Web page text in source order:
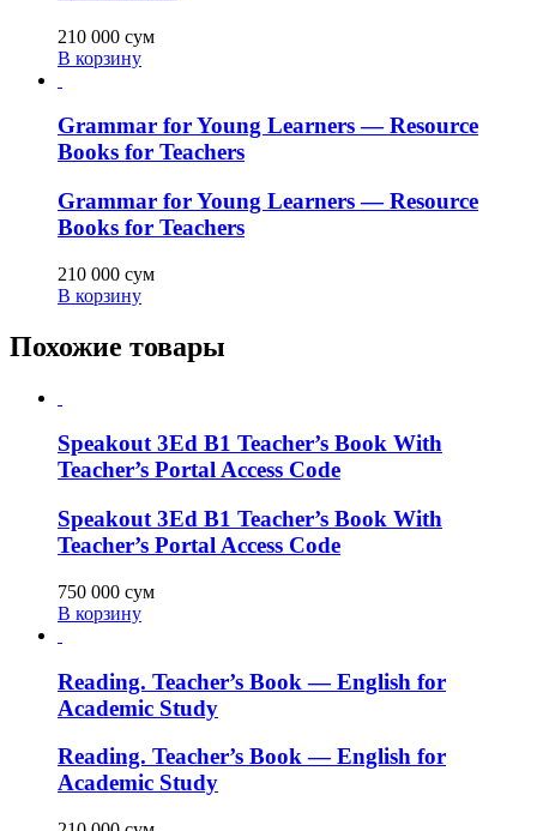
210 000 сум
В корзину
Grammar for Young Learners — Resource
Books for Teachers
Grammar for Young Learners — Resource
Books for Teachers
210 000 сум
В корзину
Похожие товары
Speakout 3Ed B1 Teacher’s Book With
Teacher’s Portal Access Code
Speakout 3Ed B1 Teacher’s Book With
Teacher’s Portal Access Code
750 000 сум
В корзину
Reading. Teacher’s Book — English for
Academic Study
Reading. Teacher’s Book — English for
Academic Study